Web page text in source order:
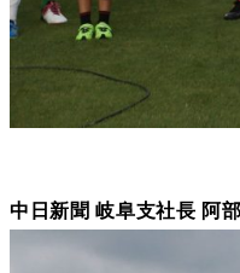
中日新聞 岐阜支社長 阿